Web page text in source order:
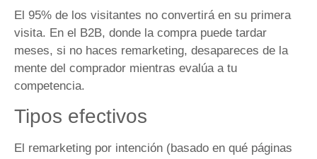
El 95% de los visitantes no convertirá en su primera
visita. En el B2B, donde la compra puede tardar
meses, si no haces remarketing, desapareces de la
mente del comprador mientras evalúa a tu
competencia.
Tipos efectivos
El remarketing por intención (basado en qué páginas